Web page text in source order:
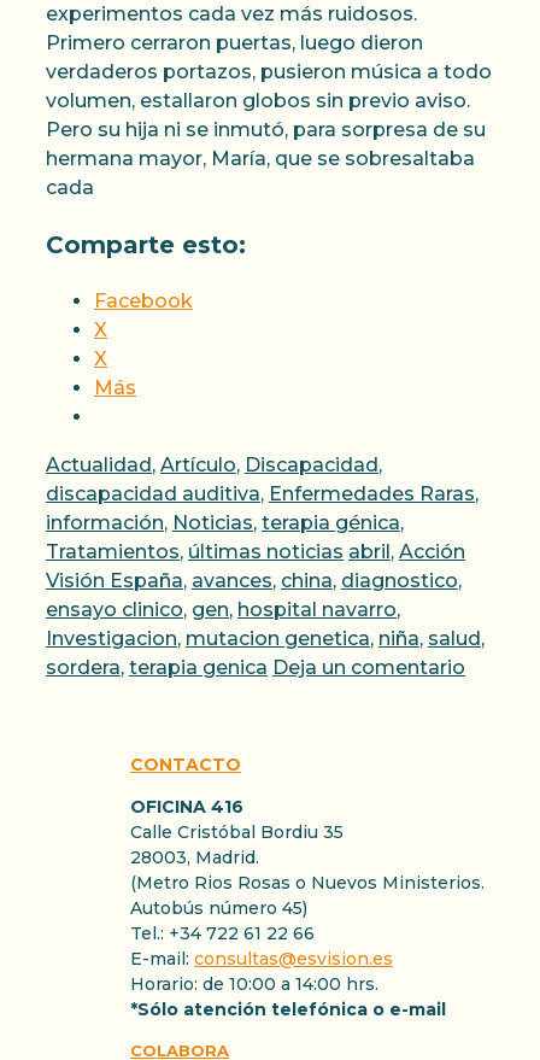
experimentos cada vez más ruidosos.
Primero cerraron puertas, luego dieron
verdaderos portazos, pusieron música a todo
volumen, estallaron globos sin previo aviso.
Pero su hija ni se inmutó, para sorpresa de su
hermana mayor, María, que se sobresaltaba
cada
Comparte esto:
Facebook
X
X
Más
Categorías
Actualidad, Artículo, Discapacidad,
discapacidad auditiva, Enfermedades Raras,
información, Noticias, terapia génica,
Tratamientos, últimas noticias Etiquetas
abril, Acción
Visión España, avances, china, diagnostico,
ensayo clinico, gen, hospital navarro,
Investigacion, mutacion genetica, niña, salud,
sordera, terapia genica Deja un comentario
CONTACTO
OFICINA 416
Calle Cristóbal Bordiu 35
28003, Madrid.
(Metro Rios Rosas o Nuevos Ministerios.
Autobús número 45)
Tel.: +34 722 61 22 66
E-mail: consultas@esvision.es
Horario: de 10:00 a 14:00 hrs.
*Sólo atención telefónica o e-mail
COLABORA